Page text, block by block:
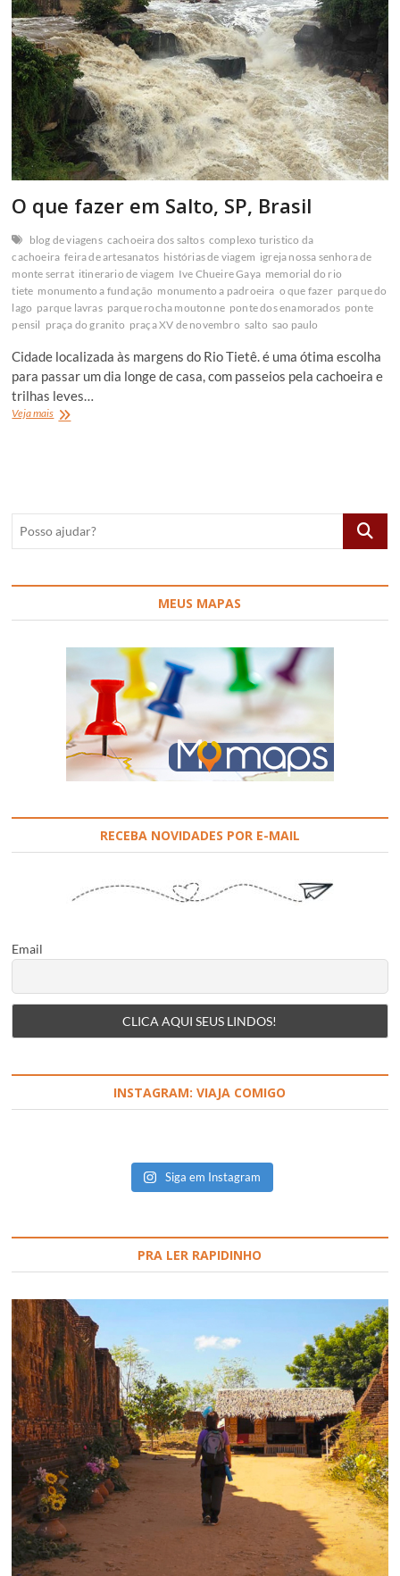
O que fazer em Salto, SP, Brasil
blog de viagens cachoeira dos saltos complexo turistico da
cachoeira feira de artesanatos histórias de viagem igreja nossa senhora de
monte serrat itinerario de viagem Ive Chueire Gaya memorial do rio
tiete monumento a fundação monumento a padroeira o que fazer parque do
lago parque lavras parque rocha moutonne ponte dos enamorados ponte
pensil praça do granito praça XV de novembro salto sao paulo
Cidade localizada às margens do Rio Tietê. é uma ótima escolha
para passar um dia longe de casa, com passeios pela cachoeira e
trilhas leves…
Veja maisO
Posso
ajudar?
MEUS MAPAS
RECEBA NOVIDADES POR E-MAIL
Email
INSTAGRAM: VIAJA COMIGO
Siga em Instagram
PRA LER RAPIDINHO